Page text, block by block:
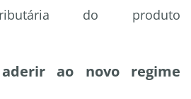
do produto
ao novo regime